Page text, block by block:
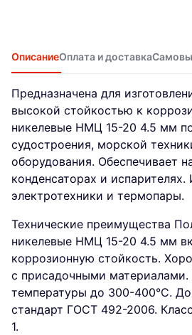
ОписаниеОплата и доставка
Предназначена для
высокой стойкостью к
никелевые НМЦ 15-20 4.5 мм
судостроения, морской
оборудования. Обеспечивает
конденсаторах и испарителях.
электротехники и термопары.
Технические преимущества
никелевые НМЦ 15-20 4.5 мм
коррозионную стойкость.
с присадочными
температуры до 300-400°C.
стандарт ГОСТ 492-2006.
1.